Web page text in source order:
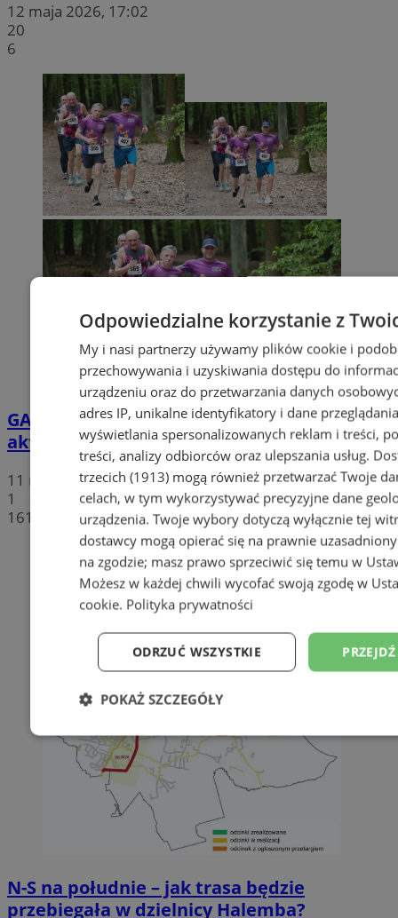
12 maja 2026, 17:02
20
6
GALERIABieg Wiewiórki w Rudzie Śląskiej –
aktywna sobota z mieszkańcami
11 maja 2026, 12:22
1
161
N-S na południe – jak trasa będzie
przebiegała w dzielnicy Halemba?
Odpowiedzialne korzystanie z
My i nasi partnerzy używamy plików cookie i
przechowywania i uzyskiwania dostępu do
urządzeniu oraz do przetwarzania danych
adres IP, unikalne identyfikatory i dane
wyświetlania spersonalizowanych reklam i treści,
treści, analizy odbiorców oraz ulepszania usług.
trzecich (1913)mogą również przetwarzać Twoje
celach, w tym wykorzystywać precyzyjne dane
urządzenia. Twoje wybory dotyczą wyłącznie tej
dostawcy mogą opierać się na prawnie
na zgodzie; masz prawo sprzeciwić się temu w
Możesz w każdej chwili wycofać swoją zgodę w
cookie. Polityka prywatności
ODRZUĆ WSZYSTKIE
POKAŻ SZCZEGÓŁY
Niezbędne Wydajność Targetowanie